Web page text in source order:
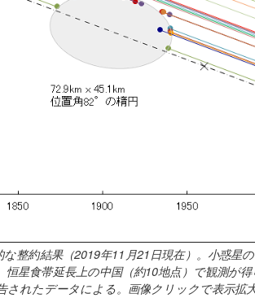
整約結果（2019年11月21日現在）。小惑星
星食帯延長上の中国（約10地点）で観測が
されたデータによる。画像クリックで表示拡